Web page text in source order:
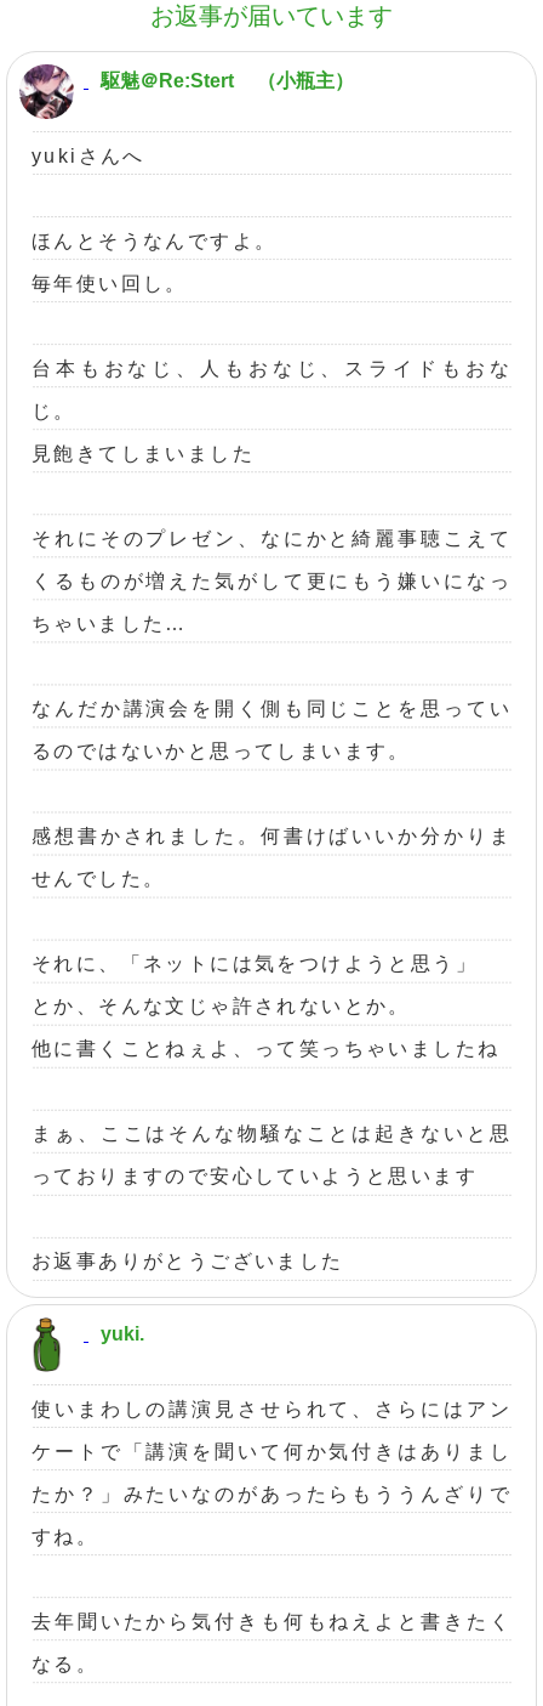
お返事が届いています
駆魅＠Re:Stert （小瓶主）
yukiさんへ
ほんとそうなんですよ。
毎年使い回し。
台本もおなじ、人もおなじ、スライドもおな
じ。
見飽きてしまいました
それにそのプレゼン、なにかと綺麗事聴こえて
くるものが増えた気がして更にもう嫌いになっ
ちゃいました…
なんだか講演会を開く側も同じことを思ってい
るのではないかと思ってしまいます。
感想書かされました。何書けばいいか分かりま
せんでした。
それに、「ネットには気をつけようと思う」
とか、そんな文じゃ許されないとか。
他に書くことねぇよ、って笑っちゃいましたね
まぁ、ここはそんな物騒なことは起きないと思
っておりますので安心していようと思います
お返事ありがとうございました
yuki.
使いまわしの講演見させられて、さらにはアン
ケートで「講演を聞いて何か気付きはありまし
たか？」みたいなのがあったらもううんざりで
すね。
去年聞いたから気付きも何もねえよと書きたく
なる。